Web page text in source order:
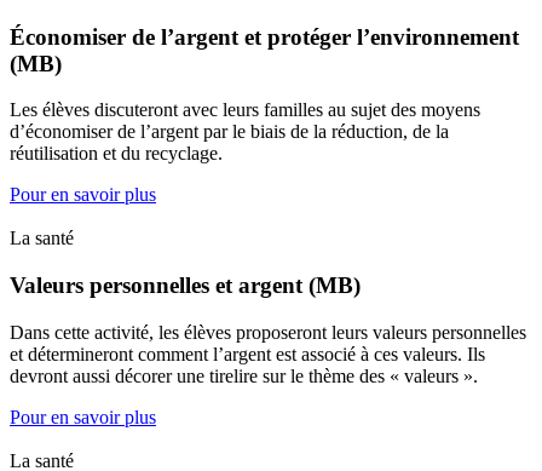
Économiser de l’argent et protéger l’environnement
(MB)
Les élèves discuteront avec leurs familles au sujet des moyens
d’économiser de l’argent par le biais de la réduction, de la
réutilisation et du recyclage.
Pour en savoir plus
La santé
Valeurs personnelles et argent (MB)
Dans cette activité, les élèves proposeront leurs valeurs personnelles
et détermineront comment l’argent est associé à ces valeurs. Ils
devront aussi décorer une tirelire sur le thème des « valeurs ».
Pour en savoir plus
La santé